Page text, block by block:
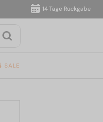
14 Tage Rückgabe
SALE